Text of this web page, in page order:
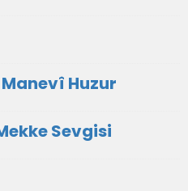
Huzur
Sevgisi